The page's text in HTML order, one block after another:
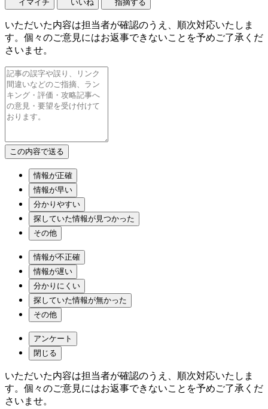
イマイチ いいね 指摘する
いただいた内容は担当者が確認のうえ、順次対応いたしま
す。個々のご意見にはお返事できないことを予めご了承くだ
さいませ。
情報が正確
情報が早い
分かりやすい
探していた情報が見つかった
その他
情報が不正確
情報が遅い
分かりにくい
探していた情報が無かった
その他
アンケート
閉じる
いただいた内容は担当者が確認のうえ、順次対応いたしま
す。個々のご意見にはお返事できないことを予めご了承くだ
さいませ。